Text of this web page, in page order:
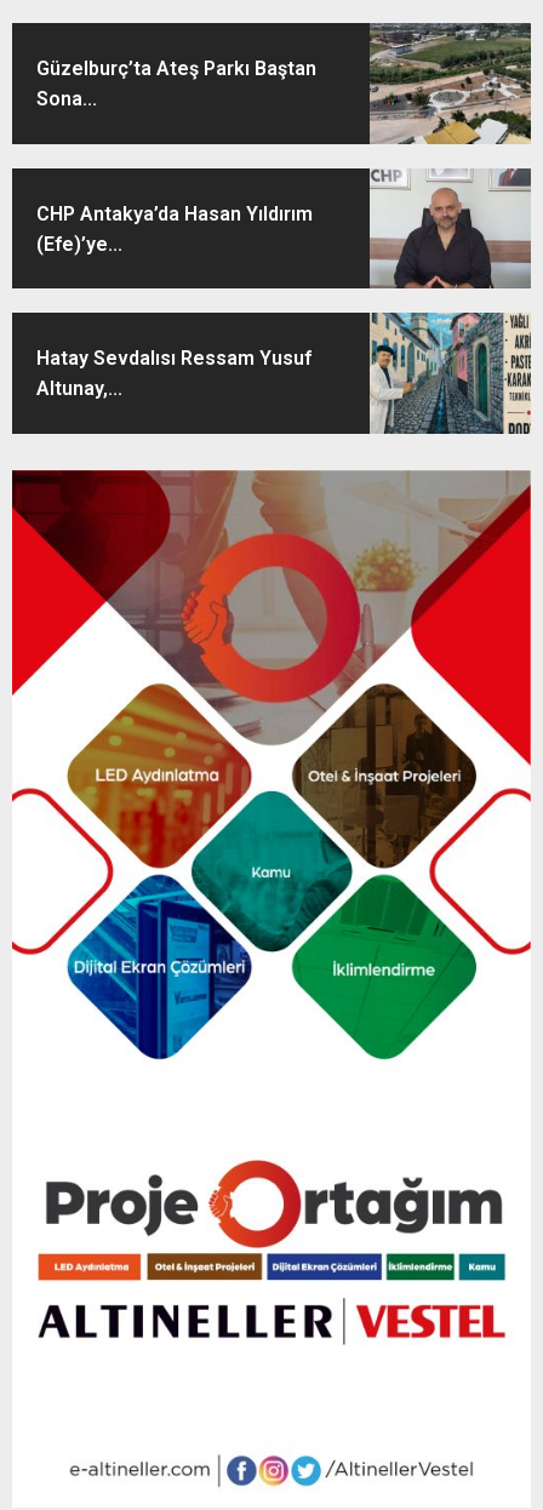
Güzelburç’ta Ateş Parkı Baştan
Sona...
CHP Antakya’da Hasan Yıldırım
(Efe)’ye...
Hatay Sevdalısı Ressam Yusuf
Altunay,...